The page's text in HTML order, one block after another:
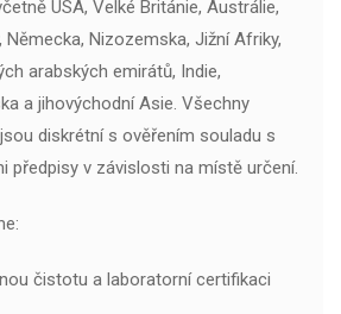
USA, Velké Británie, Austrálie,
Německa, Nizozemska, Jižní Afriky,
arabských emirátů, Indie,
a jihovýchodní Asie. Všechny
diskrétní s ověřením souladu s
předpisy v závislosti na místě určení.
čistotu a laboratorní certifikaci